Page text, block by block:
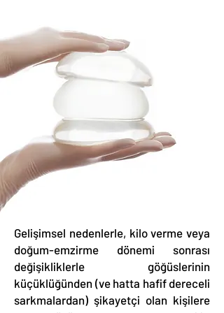
Gelişimsel nedenlerle, kilo verme veya
doğum-emzirme dönemi sonrası
değişikliklerle göğüslerinin
küçüklüğünden (ve hatta hafif dereceli
sarkmalardan) şikayetçi olan kişilere